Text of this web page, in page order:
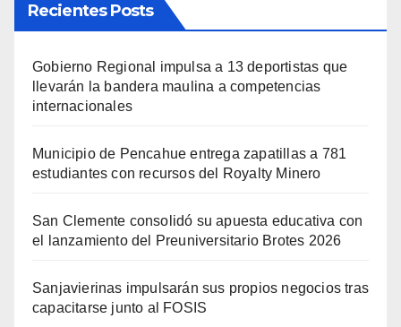
Recientes Posts
Gobierno Regional impulsa a 13 deportistas que
llevarán la bandera maulina a competencias
internacionales
Municipio de Pencahue entrega zapatillas a 781
estudiantes con recursos del Royalty Minero
San Clemente consolidó su apuesta educativa con
el lanzamiento del Preuniversitario Brotes 2026
Sanjavierinas impulsarán sus propios negocios tras
capacitarse junto al FOSIS